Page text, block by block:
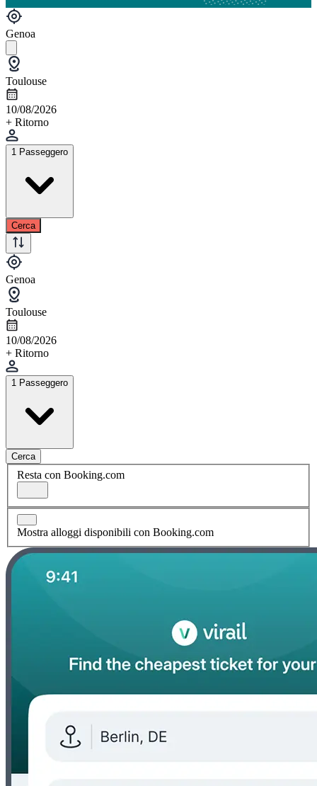
Genoa
Toulouse
10/08/2026
+ Ritorno
1 Passeggero
Cerca
Genoa
Toulouse
10/08/2026
+ Ritorno
1 Passeggero
Cerca
Resta con Booking.com
Mostra alloggi disponibili con Booking.com